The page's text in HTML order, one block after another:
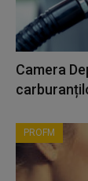
Camera
PROFM